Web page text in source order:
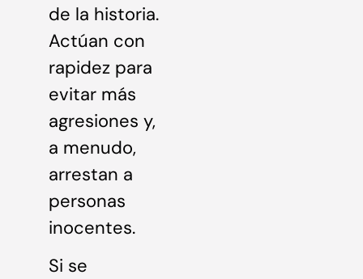
de la historia.
Actúan con
rapidez para
evitar más
agresiones y,
a menudo,
arrestan a
personas
inocentes.
Si se